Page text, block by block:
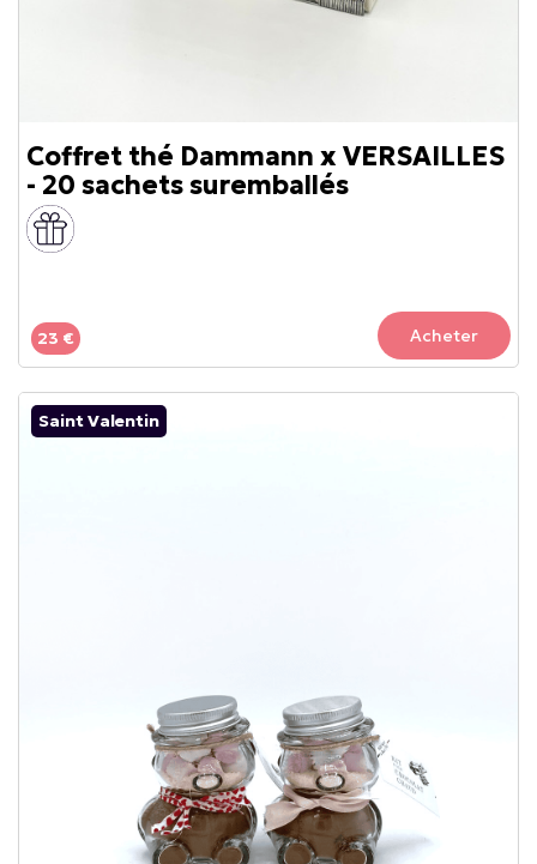
Coffret thé Dammann x VERSAILLES
- 20 sachets suremballés
23 € Acheter
Saint Valentin